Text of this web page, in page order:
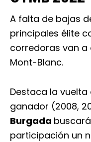
A falta de bajas
principales élite
corredoras van
Mont-Blanc.
Destaca la
ganador (2008,
Burgada
participación un